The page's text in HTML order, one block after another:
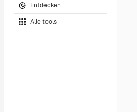
Entdecken
Alle tools